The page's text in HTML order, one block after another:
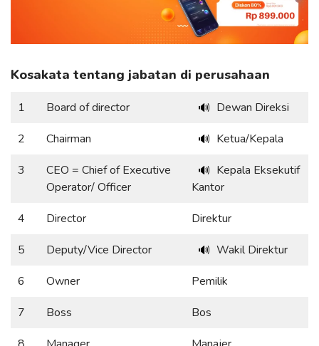
Kosakata tentang jabatan di perusahaan
1 Board of director 🔊 Dewan Direksi
2
Chairman 🔊 Ketua/Kepala
3
CEO = Chief of Executive
Operator/ Officer
🔊 Kepala Eksekutif
Kantor
4
Director
Direktur
5
Deputy/Vice Director 🔊 Wakil Direktur
6
Owner
Pemilik
7
Boss
Bos